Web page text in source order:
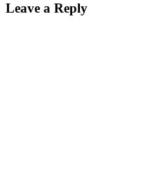
Leave a Reply